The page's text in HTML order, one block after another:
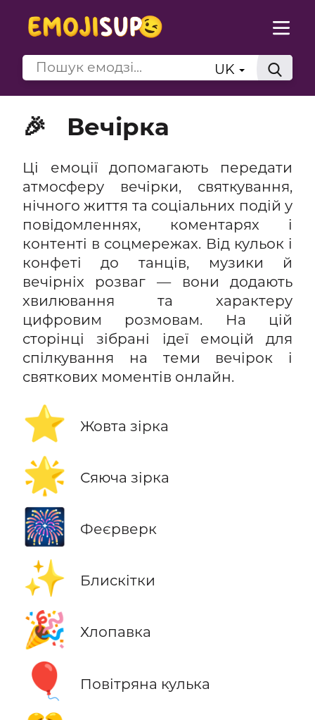
UK
🎉 Вечірка
Ці емоції допомагають передати
атмосферу вечірки, святкування,
нічного життя та соціальних подій у
повідомленнях, коментарях і
контенті в соцмережах. Від кульок і
конфеті до танців, музики й
вечірніх розваг — вони додають
хвилювання та характеру
цифровим розмовам. На цій
сторінці зібрані ідеї емоцій для
спілкування на теми вечірок і
святкових моментів онлайн.
⭐ Жовта зірка
🌟 Сяюча зірка
🎆 Феєрверк
✨ Блискітки
🎉 Хлопавка
🎈 Повітряна кулька